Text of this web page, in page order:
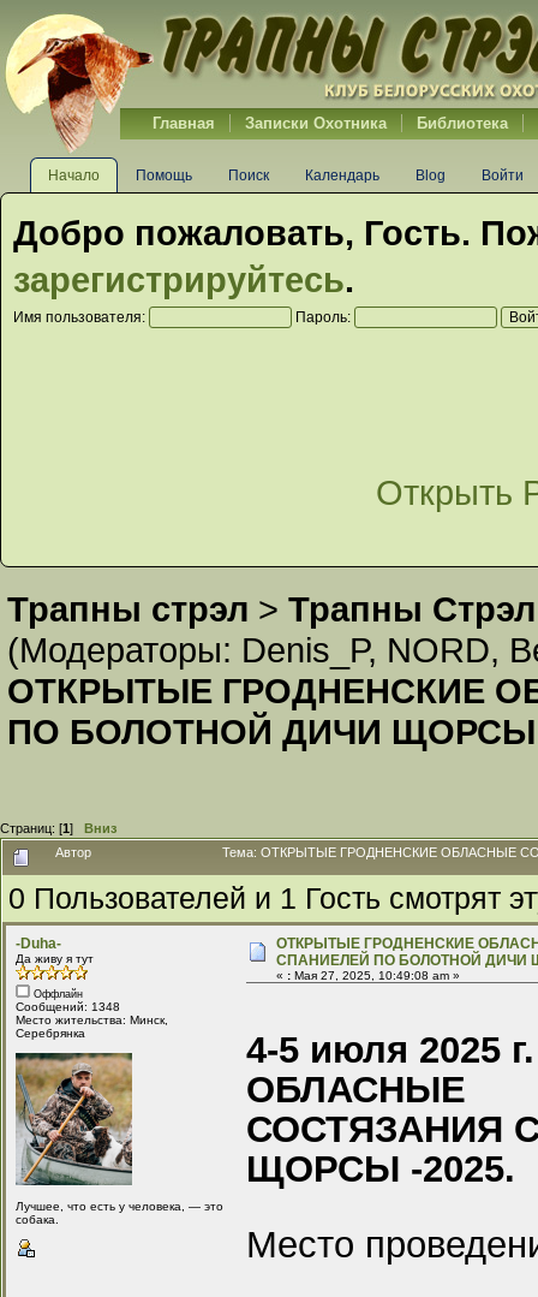
Главная Записки Охотника Библиотека
Начало Помощь Поиск Календарь Blog Войти
Добро пожаловать, Гость.
зарегистрируйтесь.
Имя пользователя: Пароль:
Открыть
Трапны стрэл > Трапны Стрэл
(Модераторы: Denis_P, NORD,
ОТКРЫТЫЕ ГРОДНЕНСКИЕ
ПО БОЛОТНОЙ ДИЧИ ЩОРСЫ
Страниц: [1] Вниз
Автор
Тема: ОТКРЫТЫЕ ГРОДНЕНСКИЕ ОБЛАСНЫЕ
0 Пользователей и 1 Гость смотрят
-Duha-
Да живу я тут
Оффлайн
Сообщений: 1348
Место жительства: Минск,
Серебрянка
Лучшее, что есть у человека, — это
собака.
ОТКРЫТЫЕ ГРОДНЕНСКИЕ
СПАНИЕЛЕЙ ПО БОЛОТНОЙ ДИЧИ
« : Мая 27, 2025, 10:49:08 am »
4-5 июля
ОБЛАСНЫЕ
СОСТЯЗАНИЯ
ЩОРСЫ -2025.
Место